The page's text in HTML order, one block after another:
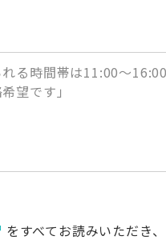
をすべてお読みいただき、